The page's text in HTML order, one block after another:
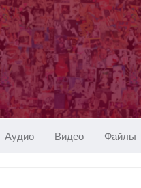
Аудио Видео Файлы